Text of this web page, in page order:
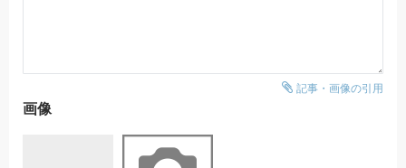
記事・画像の引用
画像